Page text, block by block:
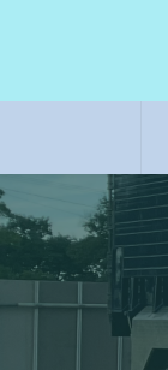
ン
ス
キ
ッ
プ
ー
ン
に
移
動